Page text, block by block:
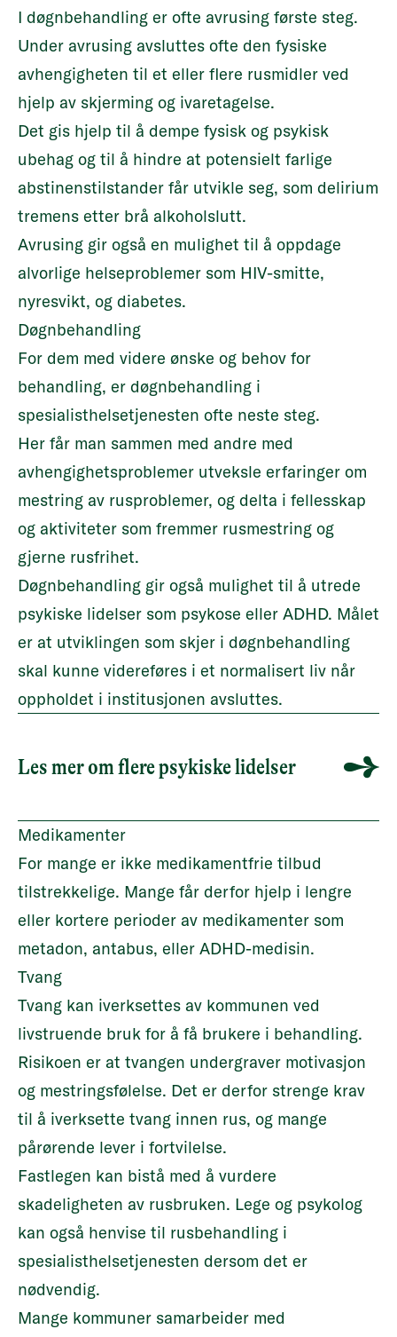
I døgnbehandling er ofte avrusing første steg.
Under avrusing avsluttes ofte den fysiske
avhengigheten til et eller flere rusmidler ved
hjelp av skjerming og ivaretagelse.
Det gis hjelp til å dempe fysisk og psykisk
ubehag og til å hindre at potensielt farlige
abstinenstilstander får utvikle seg, som delirium
tremens etter brå alkoholslutt.
Avrusing gir også en mulighet til å oppdage
alvorlige helseproblemer som HIV-smitte,
nyresvikt, og diabetes.
Døgnbehandling
For dem med videre ønske og behov for
behandling, er døgnbehandling i
spesialisthelsetjenesten ofte neste steg.
Her får man sammen med andre med
avhengighetsproblemer utveksle erfaringer om
mestring av rusproblemer, og delta i fellesskap
og aktiviteter som fremmer rusmestring og
gjerne rusfrihet.
Døgnbehandling gir også mulighet til å utrede
psykiske lidelser som psykose eller ADHD. Målet
er at utviklingen som skjer i døgnbehandling
skal kunne videreføres i et normalisert liv når
oppholdet i institusjonen avsluttes.
Les mer om flere psykiske lidelser
Medikamenter
For mange er ikke medikamentfrie tilbud
tilstrekkelige. Mange får derfor hjelp i lengre
eller kortere perioder av medikamenter som
metadon, antabus, eller ADHD-medisin.
Tvang
Tvang kan iverksettes av kommunen ved
livstruende bruk for å få brukere i behandling.
Risikoen er at tvangen undergraver motivasjon
og mestringsfølelse. Det er derfor strenge krav
til å iverksette tvang innen rus, og mange
pårørende lever i fortvilelse.
Fastlegen kan bistå med å vurdere
skadeligheten av rusbruken. Lege og psykolog
kan også henvise til rusbehandling i
spesialisthelsetjenesten dersom det er
nødvendig.
Mange kommuner samarbeider med